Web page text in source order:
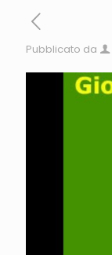
Pubblicato da